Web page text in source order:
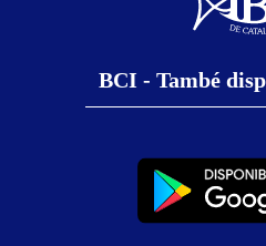
BCI - També